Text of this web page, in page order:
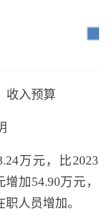
收入预算
万元，比2023
增加54.90万元，
人员增加。